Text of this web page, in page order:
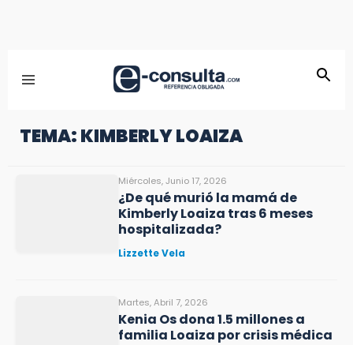
TEMA: KIMBERLY LOAIZA
Miércoles, Junio 17, 2026
¿De qué murió la mamá de
Kimberly Loaiza tras 6 meses
hospitalizada?
Lizzette Vela
Martes, Abril 7, 2026
Kenia Os dona 1.5 millones a
familia Loaiza por crisis médica